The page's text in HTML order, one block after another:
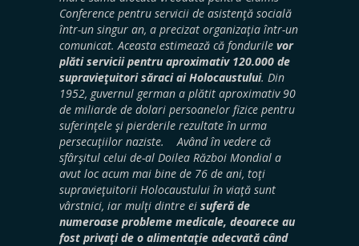
Conference pentru servicii de asistenţă socială
într-un singur an, a precizat organizaţia într-un
comunicat. Aceasta estimează că fondurile vor
plăti servicii pentru aproximativ 120.000 de
supravieţuitori săraci ai Holocaustului. Din
1952, guvernul german a plătit aproximativ 90
de miliarde de dolari persoanelor fizice pentru
suferinţele şi pierderile rezultate în urma
persecuţiilor naziste. Având în vedere că
sfârşitul celui de-al Doilea Război Mondial a
avut loc acum mai bine de 76 de ani, toţi
supravieţuitorii Holocaustului în viaţă sunt
vârstnici, iar mulţi dintre ei suferă de
numeroase probleme medicale, deoarece au
fost privaţi de o alimentaţie adecvată când